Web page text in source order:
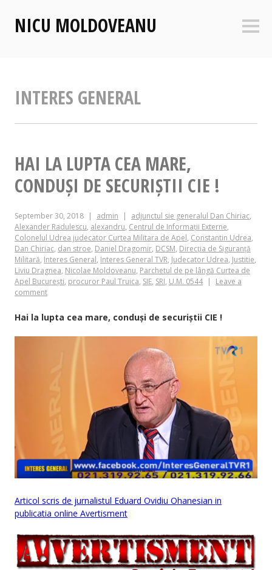
contentNICU MOLDOVEANU
INTERES GENERAL
HAI LA LUPTA CEA MARE,
CONDUȘI DE SECURIȘTII CIE !
September 30, 2018 admin adjunctul sie generalul Dan Chiriac,
Alexander Radulescu, alexandru, Centrul de Informații Externe,
Colonelul Udrea judecator Curtea Militara de Apel, Constantin Udrea,
Dan Chiriac, dan stroe, Daniel Dragomir, DCSM, Direcția de Siguranță
Militară, Interes General, Interes General TVR, Judecator Udrea, Justitie,
Liviu Dragnea, Nicolae Moldoveanu, Parchetul de pe lângă Curtea de
Apel București, procuror Paul Truica, SIE, SRI, U.M. 0544
Leave a
comment
Hai la lupta cea mare, conduși de securiștii CIE !
Articol scris de jurnalistul Eduard Ovidiu Ohanesian in
publicatia online Avertisment